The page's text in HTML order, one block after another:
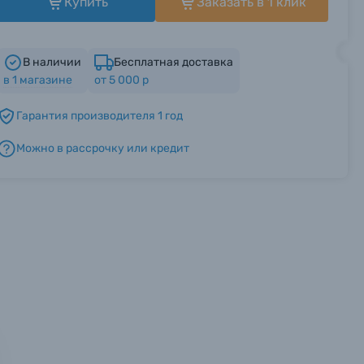
В наличии
в 1 магазине
Бесплатная доставка
от 5 000 р
Гарантия производителя 1 год
Можно в рассрочку или кредит